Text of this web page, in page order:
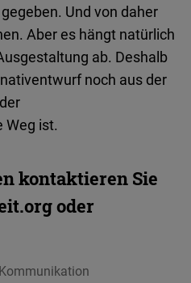
Und von daher
Aber es hängt natürlich
ab. Deshalb
noch aus der
Weg ist.
kontaktieren Sie
oder